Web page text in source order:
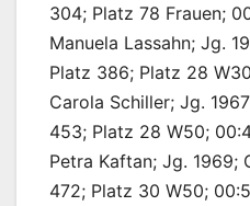
304; Platz 78 Frauen;
Manuela Lassahn; Jg.
Platz 386; Platz 28
Carola Schiller; Jg.
453; Platz 28 W50;
Petra Kaftan; Jg. 1969;
472; Platz 30 W50;